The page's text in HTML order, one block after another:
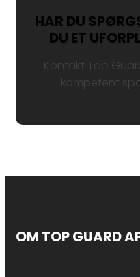
HAR DU
DU ET
Kontakt Top
kompetent
OM TOP GUARD